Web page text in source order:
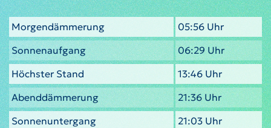
Morgendämmerung
05:56 Uhr
Sonnenaufgang
06:29 Uhr
Höchster Stand
13:46 Uhr
Abenddämmerung
21:36 Uhr
Sonnenuntergang
21:03 Uhr